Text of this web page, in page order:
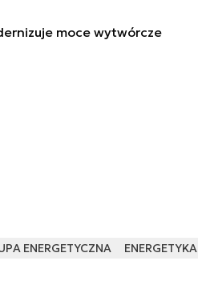
moce wytwórcze
ENERGETYCZNA ENERGETYKA